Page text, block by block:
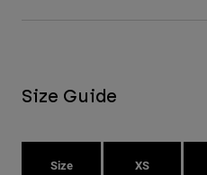
Size Guide
Size XS